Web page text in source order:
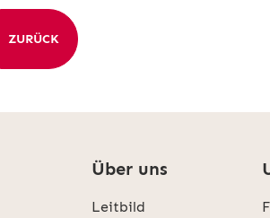
ZURÜCK
Über uns
Leitbild